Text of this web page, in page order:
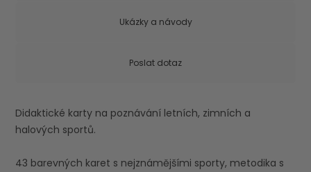
Ukázky a návody
Poslat dotaz
Didaktické karty na poznávání letních, zimních a
halových sportů.
43 barevných karet s nejznámějšími sporty, metodika s